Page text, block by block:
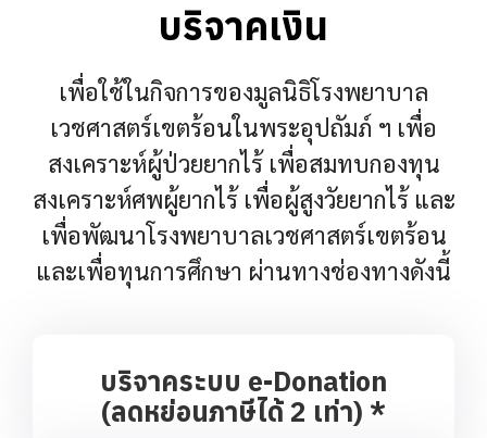
บริจาคเงิน
เพื่อใช้ในกิจการของมูลนิธิโรงพยาบาล
เวชศาสตร์เขตร้อนในพระอุปถัมภ์ ฯ เพื่อ
สงเคราะห์ผู้ป่วยยากไร้ เพื่อสมทบกองทุน
สงเคราะห์ศพผู้ยากไร้ เพื่อผู้สูงวัยยากไร้ และ
เพื่อพัฒนาโรงพยาบาลเวชศาสตร์เขตร้อน
และเพื่อทุนการศึกษา ผ่านทางช่องทางดังนี้
บริจาคระบบ e-Donation
(ลดหย่อนภาษีได้ 2 เท่า) *